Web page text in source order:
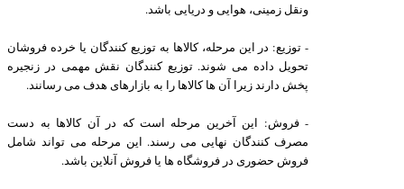
ونقل زمینی، هوایی و دریایی باشد.
- توزیع: در این مرحله، کالاها به توزیع کنندگان یا خرده فروشان
تحویل داده می شوند. توزیع کنندگان نقش مهمی در زنجیره
پخش دارند زیرا آن ها کالاها را به بازارهای هدف می رسانند.
- فروش: این آخرین مرحله است که در آن کالاها به دست
مصرف کنندگان نهایی می رسند. این مرحله می تواند شامل
فروش حضوری در فروشگاه ها یا فروش آنلاین باشد.